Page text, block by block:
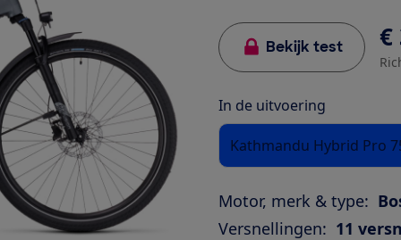
Bekijk test €
In de uitvoering
Kathmandu Hybrid Pro
Motor, merk & type:
Versnellingen: 11